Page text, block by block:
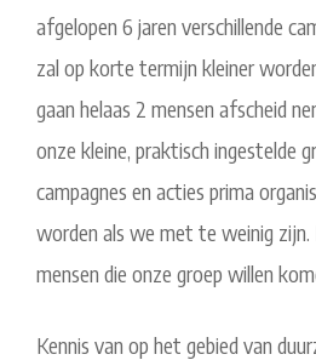
afgelopen 6 jaren verschillende
zal op korte termijn kleiner
gaan helaas 2 mensen afscheid
onze kleine, praktisch ingestelde
campagnes en acties prima
worden als we met te weinig
mensen die onze groep willen
Kennis van op het gebied van